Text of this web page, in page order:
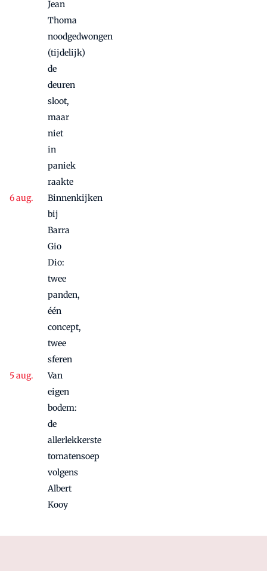
Jean
Thoma
noodgedwongen
(tijdelijk)
de
deuren
sloot,
maar
niet
in
paniek
raakte
Binnenkijken
bij
Barra
Gio
Dio:
twee
panden,
één
concept,
twee
sferen
Van
eigen
bodem:
de
allerlekkerste
tomatensoep
volgens
Albert
Kooy